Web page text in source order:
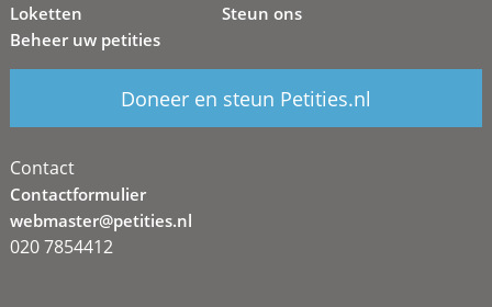
Loketten
Beheer uw petities
Steun ons
Doneer en steun Petities.nl
Contact
Contactformulier
webmaster@petities.nl
020 7854412